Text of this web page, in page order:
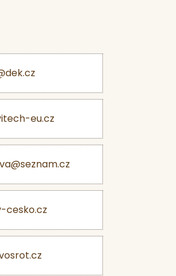
eu.cz
cesko.cz